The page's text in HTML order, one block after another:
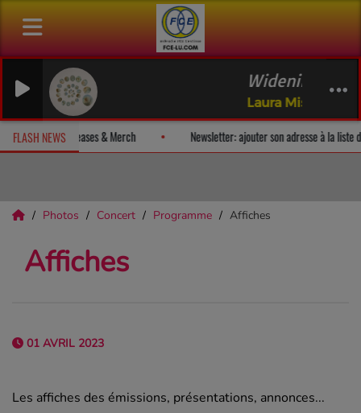
Widening Circles
FLASH NEWS
un album-surprise! Fan Releases & Merch Newsletter:
Photos Concert Programme Affiches
Affiches
01 AVRIL 2023
Les affiches des émissions, présentations, annonces...